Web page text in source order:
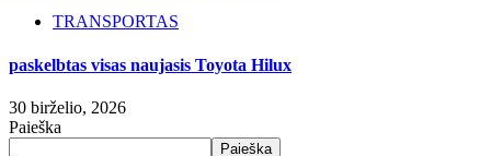
TRANSPORTAS
paskelbtas visas naujasis Toyota Hilux
30 birželio, 2026
Paieška
Paieška